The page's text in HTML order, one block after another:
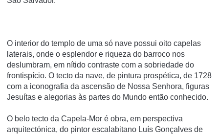
O interior do templo de uma só nave possui oito capelas
laterais, onde o esplendor e riqueza do barroco nos
deslumbram, em nítido contraste com a sobriedade do
frontispício. O tecto da nave, de pintura prospética, de 1728
com a iconografia da ascensão de Nossa Senhora, figuras
Jesuítas e alegorias às partes do Mundo então conhecido.
O belo tecto da Capela-Mor é obra, em perspectiva
arquitectónica, do pintor escalabitano Luís Gonçalves de